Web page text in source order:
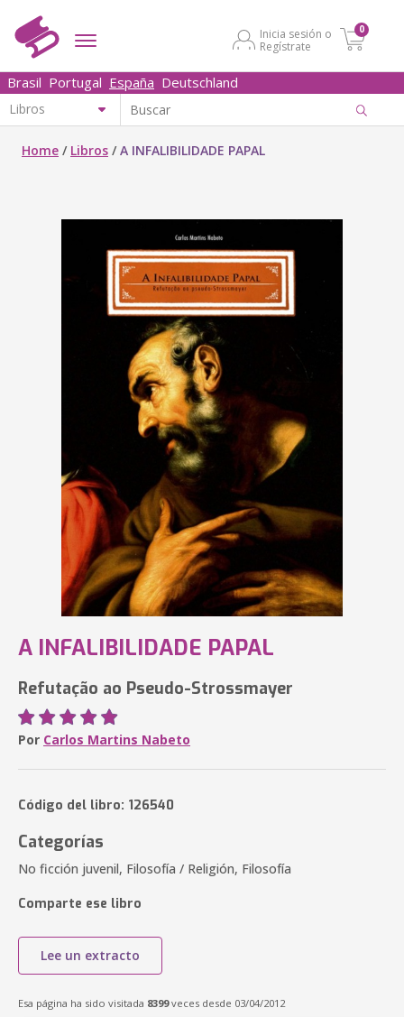
Inicia sesión o
Regístrate
0
Brasil Portugal España Deutschland
Home / Libros /A INFALIBILIDADE PAPAL
A INFALIBILIDADE PAPAL
Refutação ao Pseudo-Strossmayer
Por Carlos Martins Nabeto
Código del libro: 126540
Categorías
No ficción juvenil, Filosofía / Religión, Filosofía
Comparte ese libro
Lee un extracto
Esa página ha sido visitada 8399veces desde 03/04/2012